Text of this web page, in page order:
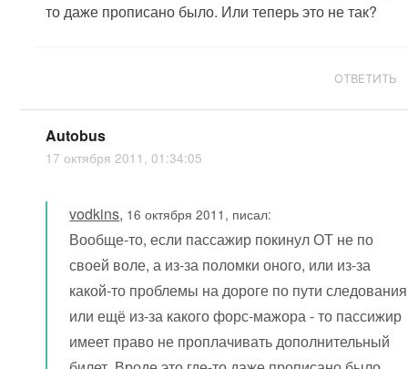
то даже прописано было. Или теперь это не так?
ОТВЕТИТЬ
Autobus
17 октября 2011, 01:34:05
vodkins, 16 октября 2011, писал:
Вообще-то, если пассажир покинул ОТ не по
своей воле, а из-за поломки оного, или из-за
какой-то проблемы на дороге по пути следования
или ещё из-за какого форс-мажора - то пассижир
имеет право не проплачивать дополнительный